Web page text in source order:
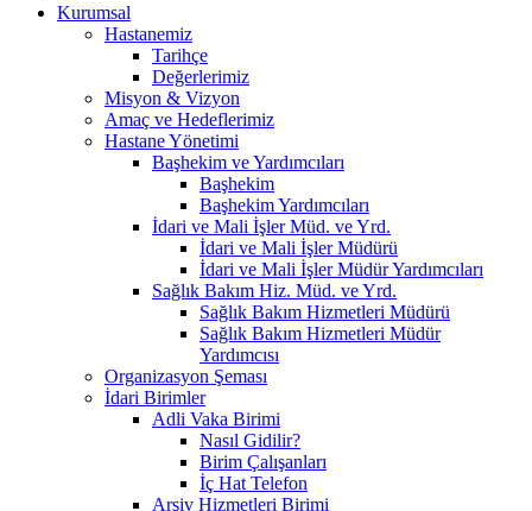
Kurumsal
Hastanemiz
Tarihçe
Değerlerimiz
Misyon & Vizyon
Amaç ve Hedeflerimiz
Hastane Yönetimi
Başhekim ve Yardımcıları
Başhekim
Başhekim Yardımcıları
İdari ve Mali İşler Müd. ve Yrd.
İdari ve Mali İşler Müdürü
İdari ve Mali İşler Müdür Yardımcıları
Sağlık Bakım Hiz. Müd. ve Yrd.
Sağlık Bakım Hizmetleri Müdürü
Sağlık Bakım Hizmetleri Müdür
Yardımcısı
Organizasyon Şeması
İdari Birimler
Adli Vaka Birimi
Nasıl Gidilir?
Birim Çalışanları
İç Hat Telefon
Arşiv Hizmetleri Birimi